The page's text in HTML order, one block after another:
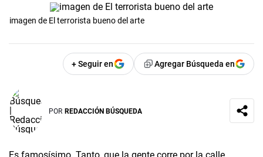
imagen de El terrorista bueno del arte
+ Seguir en Agregar Búsqueda en
POR REDACCIÓN BÚSQUEDA